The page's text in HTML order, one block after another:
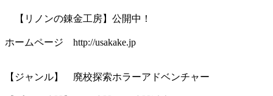
【リノンの錬金工房】公開中！
ホームページ http://usakake.jp
【ジャンル】 廃校探索ホラーアドベンチャー